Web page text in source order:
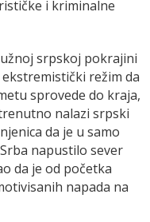
i kriminalne
srpskoj pokrajini
režim da
sprovede do kraja,
nalazi srpski
da je u samo
napustilo sever
da je od početka
napada na